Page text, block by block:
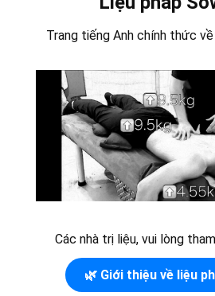
Trang tiếng Anh chính thức
Các nhà trị liệu, vui lòng
🌿 Giới thiệu về liệu